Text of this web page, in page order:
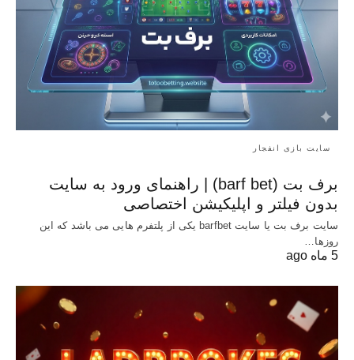
سایت بازی انفجار
برف بت (barf bet) | راهنمای ورود به سایت
بدون فیلتر و اپلیکیشن اختصاصی
سایت برف بت یا سایت barfbet یکی از پلتفرم‌ هایی می باشد که این
روزها…
5 ماه ago